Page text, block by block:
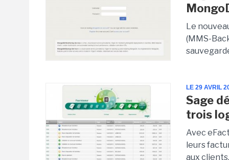
Le
(MMS-
LE 29 AVRIL
Sage
trois
Avec
leurs
aux